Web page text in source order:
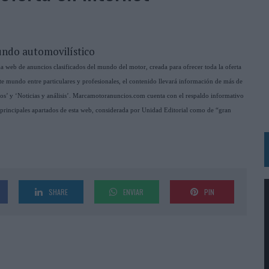
EN SU ÚLTIMA CAMPAÑA INTERNACIONAL
MARCA A LARGO PLAZO Y LA MEDICIÓN SON DOS CARAS DE LA MISMA
HOTELS & RESORTS
DE INUSUALY PARA CERVEZA CAPAZ
OPORTUNIDAD DE INCLUSIÓN
REGRESO DEL FÚTBOL
automovilístico
de anuncios clasificados del mundo del motor, creada para ofrecer toda la oferta
mundo entre particulares y profesionales, el contenido llevará información de más de
y ‘Noticias y análisis’. Marcamotoranuncios.com cuenta con el respaldo informativo
apartados de esta web, considerada por Unidad Editorial como de “gran
SHARE ENVIAR PIN